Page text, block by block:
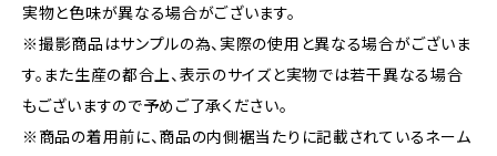
実物と色味が異なる場合がございます。
※撮影商品はサンプルの為、実際の使用と異なる場合がございま
す。また生産の都合上、表示のサイズと実物では若干異なる場合
もございますので予めご了承ください。
※商品の着用前に、商品の内側裾当たりに記載されているネーム